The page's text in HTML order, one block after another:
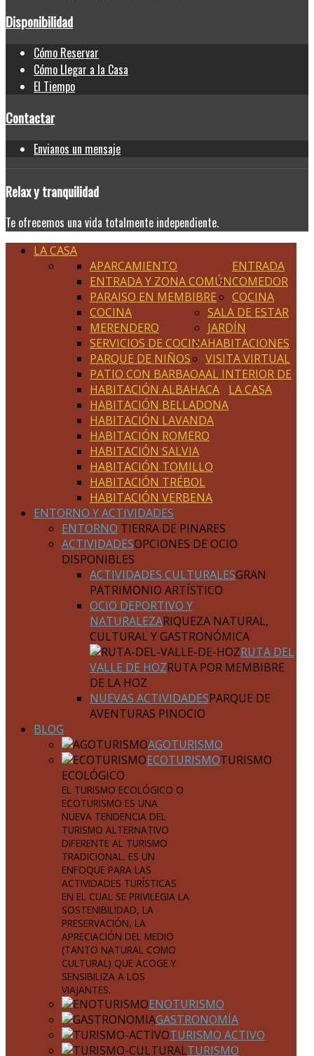
Disponibilidad
Cómo Reservar
Cómo Llegar a la Casa
El Tiempo
Contactar
Envianos un mensaje
Relaxy tranquilidad
Te ofrecemos una vida totalmente independiente.
LA CASA
ENTRADA
APARCAMIENTO
ENTRADA Y ZONA COMÚN
PARAISO EN MEMBIBRE
COMEDOR
COCINA
COCINA
MERENDERO
SERVICIOS DE COCINA
SALA DE ESTAR
JARDÍN
PARQUE DE NIÑOS
PATIO CON BARBAOA
HABITACIONES
HABITACIÓN ALBAHACA
HABITACIÓN BELLADONA
HABITACIÓN LAVANDA
HABITACIÓN ROMERO
HABITACIÓN SALVIA
HABITACIÓN TOMILLO
HABITACIÓN TRÉBOL
HABITACIÓN VERBENA
VISITA VIRTUAL
AL INTERIOR DE
LA CASA
ENTORNO Y ACTIVIDADES
ENTORNO TIERRA DE PINARES
ACTIVIDADESOPCIONES DE OCIO
DISPONIBLES
ACTIVIDADES CULTURALESGRAN
PATRIMONIO ARTÍSTICO
OCIO DEPORTIVO Y
NATURALEZARIQUEZA NATURAL,
CULTURAL Y GASTRONÓMICA
RUTA DEL
VALLE DE HOZRUTA POR MEMBIBRE
DE LA HOZ
NUEVAS ACTIVIDADESPARQUE DE
AVENTURAS PINOCIO
BLOG
AGOTURISMO
ECOTURISMOTURISMO
ECOLÓGICO
EL TURISMO ECOLÓGICO O
ECOTURISMO ES UNA
NUEVA TENDENCIA DEL
TURISMO ALTERNATIVO
DIFERENTE AL TURISMO
TRADICIONAL. ES UN
ENFOQUE PARA LAS
ACTIVIDADES TURÍSTICAS
EN EL CUAL SE PRIVILEGIA LA
SOSTENIBILIDAD, LA
PRESERVACIÓN, LA
APRECIACIÓN DEL MEDIO
(TANTO NATURAL COMO
CULTURAL) QUE ACOGE Y
SENSIBILIZA A LOS
VIAJANTES.
ENOTURISMO
GASTRONOMÍA
TURISMO ACTIVO
TURISMO